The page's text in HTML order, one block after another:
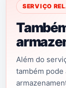
SERVIÇO
Além do
também pode